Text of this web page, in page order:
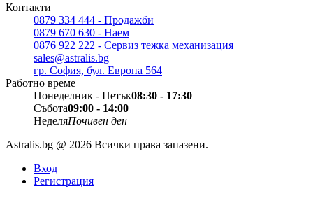
Контакти
0879 334 444 - Продажби
0879 670 630 - Наем
0876 922 222 - Сервиз тежка механизация
sales@astralis.bg
гр. София, бул. Европа 564
Работно време
Понеделник - Петък08:30 - 17:30
Събота09:00 - 14:00
НеделяПочивен ден
Astralis.bg @ 2026 Всички права запазени.
Вход
Регистрация